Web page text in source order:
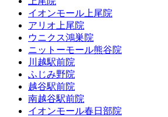
イオンモール上尾院
アリオ上尾院
ウニクス鴻巣院
ニットーモール熊谷院
川越駅前院
ふじみ野院
越谷駅前院
南越谷駅前院
イオンモール春日部院